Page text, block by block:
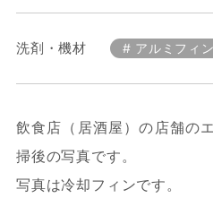
洗剤・機材 アルミフィ
飲食店（居酒屋）の店舗の
掃後の写真です。
写真は冷却フィンです。